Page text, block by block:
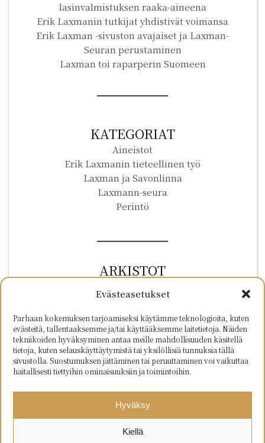
Evästeasetukset
Parhaan kokemuksen tarjoamiseksi käytämme teknologioita, kuten
evästeitä, tallentaaksemme ja/tai käyttääksemme laitetietoja. Näiden
tekniikoiden hyväksyminen antaa meille mahdollisuuden käsitellä
tietoja, kuten selauskäyttäytymistä tai yksilöllisiä tunnuksia tällä
sivustolla. Suostumuksen jättäminen tai peruuttaminen voi vaikuttaa
haitallisesti tiettyihin ominaisuuksiin ja toimintoihin.
Hyväksy
Kiellä
lasinvalmistuksen raaka-aineena
Erik Laxmanin tutkijat yhdistivät voimansa
Erik Laxman -sivuston avajaiset ja Laxman-
Seuran perustaminen
Laxman toi raparperin Suomeen
KATEGORIAT
Aineistot
Erik Laxmanin tieteellinen työ
Laxman ja Savonlinna
Laxmann-seura
Perintö
ARKISTOT
maaliskuu 2025
elokuu 2023
marraskuu 2022
elokuu 2022